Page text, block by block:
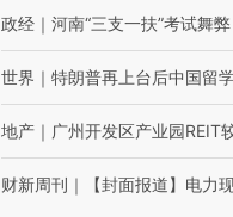
政经 ｜ 河南“三支一扶”考试舞
世界 ｜ 特朗普再上台后中国留
地产 ｜ 广州开发区产业园REIT
财新周刊 ｜ 【封面报道】电力